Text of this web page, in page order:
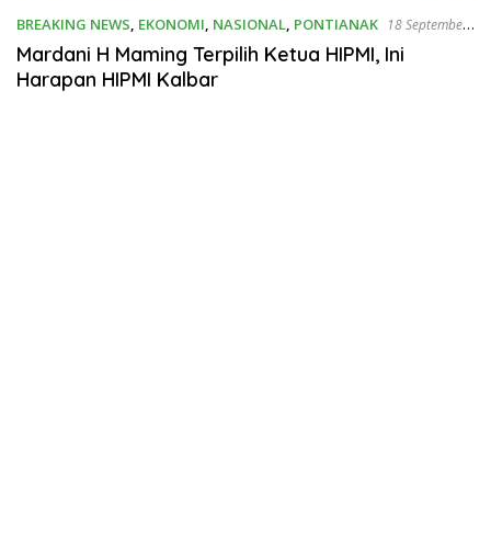
BREAKING NEWS, EKONOMI, NASIONAL, PONTIANAK 18 September
2019
Mardani H Maming Terpilih Ketua HIPMI, Ini
Harapan HIPMI Kalbar